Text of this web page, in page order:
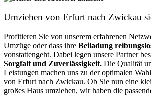
Umziehen von Erfurt nach Zwickau
Profitieren Sie von unserem erfahrenen
Umzüge oder dass ihre Beiladung
vonstattengeht. Dabei legen unsere Partner
Sorgfalt und Zuverlässigkeit. Die Qualität
Leistungen machen uns zu der optimalen
von Erfurt nach Zwickau. Ob Sie nun eine
großes Haus umziehen, wir haben die